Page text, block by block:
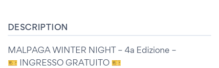
DESCRIPTION
MALPAGA WINTER NIGHT – 4a Edizione –
🎫 INGRESSO GRATUITO 🎫